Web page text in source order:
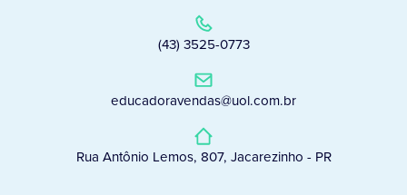
(43) 3525-0773
educadoravendas@uol.com.br
Rua Antônio Lemos, 807, Jacarezinho - PR